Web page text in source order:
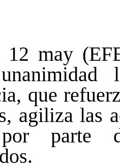
12 may
que
agiliza las
parte